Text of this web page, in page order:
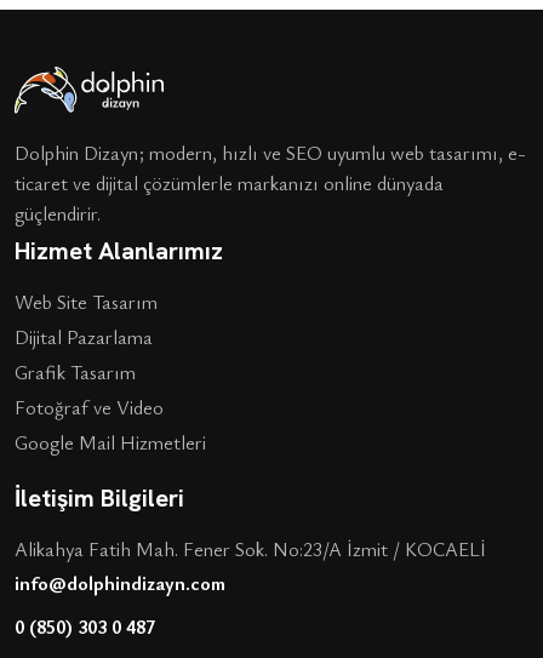
Dolphin Dizayn; modern, hızlı ve SEO uyumlu web tasarımı, e-
ticaret ve dijital çözümlerle markanızı online dünyada
güçlendirir.
Hizmet Alanlarımız
Web Site Tasarım
Dijital Pazarlama
Grafik Tasarım
Fotoğraf ve Video
Google Mail Hizmetleri
İletişim Bilgileri
Alikahya Fatih Mah. Fener Sok. No:23/A İzmit / KOCAELİ
info@dolphindizayn.com
0 (850) 303 0 487